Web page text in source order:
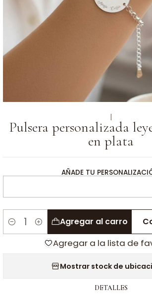
|
Pulsera personalizada
en plata
AÑADE TU
Cantidad
Agregar al carro
Agregar a la lista de
Mostrar stock de
DETALLES